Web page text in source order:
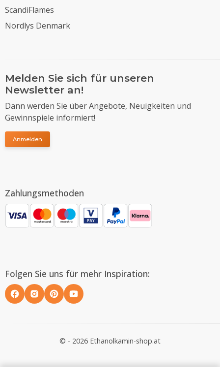
ScandiFlames
Nordlys Denmark
Melden Sie sich für unseren
Newsletter an!
Dann werden Sie über Angebote, Neuigkeiten und
Gewinnspiele informiert!
Anmelden
Zahlungsmethoden
Folgen Sie uns für mehr Inspiration:
© - 2026 Ethanolkamin-shop.at